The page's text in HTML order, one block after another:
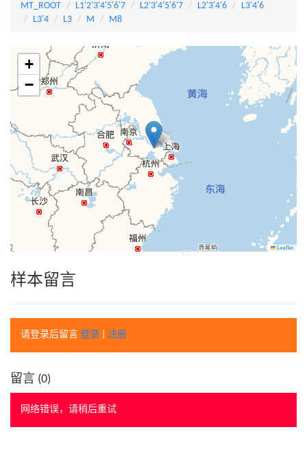
MT_ROOT L1'2'3'4'5'6'7 L2'3'4'5'6'7 L2'3'4'6
L3'4'6
L3'4
L3 M M8
+
−
Leaflet
样本留言
请登录后留言 登录 注册
留言 (0)
网络错误，请稍后重试